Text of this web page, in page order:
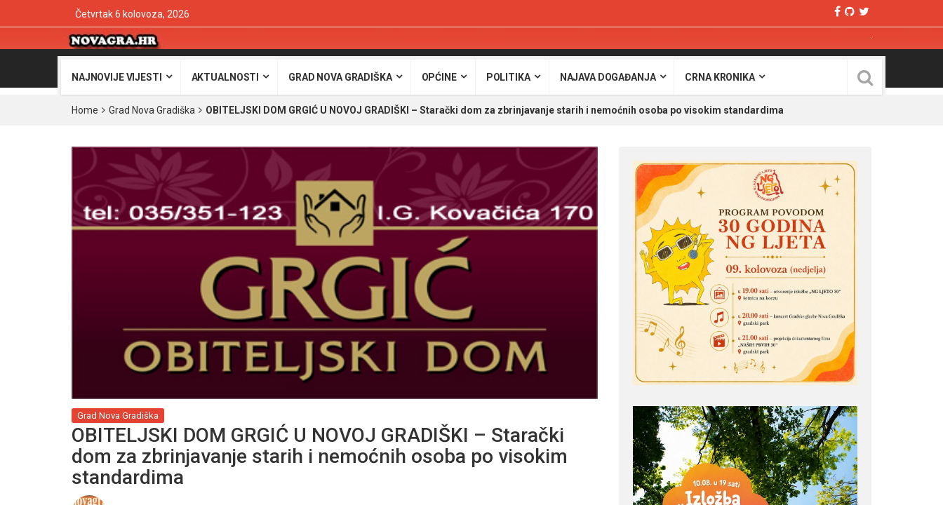
Četvrtak 6 kolovoza, 2026
NAJNOVIJE VIJESTI AKTUALNOSTI GRAD NOVA GRADIŠKA OPĆINE POLITIKA NAJAVA DOGAĐANJA CRNA KRONIKA
Home Grad Nova Gradiška OBITELJSKI DOM GRGIĆ U NOVOJ GRADIŠKI – Starački dom za zbrinjavanje starih i nemoćnih osoba po visokim standardima
Grad Nova Gradiška
OBITELJSKI DOM GRGIĆ U NOVOJ GRADIŠKI – Starački
dom za zbrinjavanje starih i nemoćnih osoba po visokim
standardima